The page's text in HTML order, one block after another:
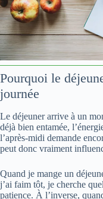
Pourquoi le
journée
Le déjeuner arrive à un
déjà bien entamée,
l’après-midi demande
peut donc vraiment
Quand je mange un
j’ai faim tôt, je cherche
patience. À l’inverse,